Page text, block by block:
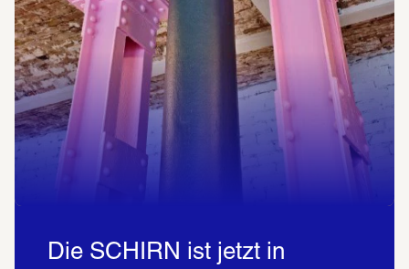
Die SCHIRN ist jetzt in